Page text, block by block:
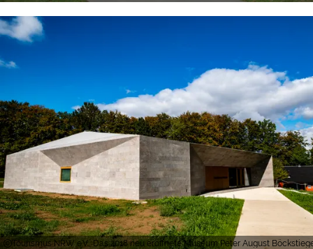
Tourismus NRW e.V., Das 2018 neu eröffnete Museum Peter August